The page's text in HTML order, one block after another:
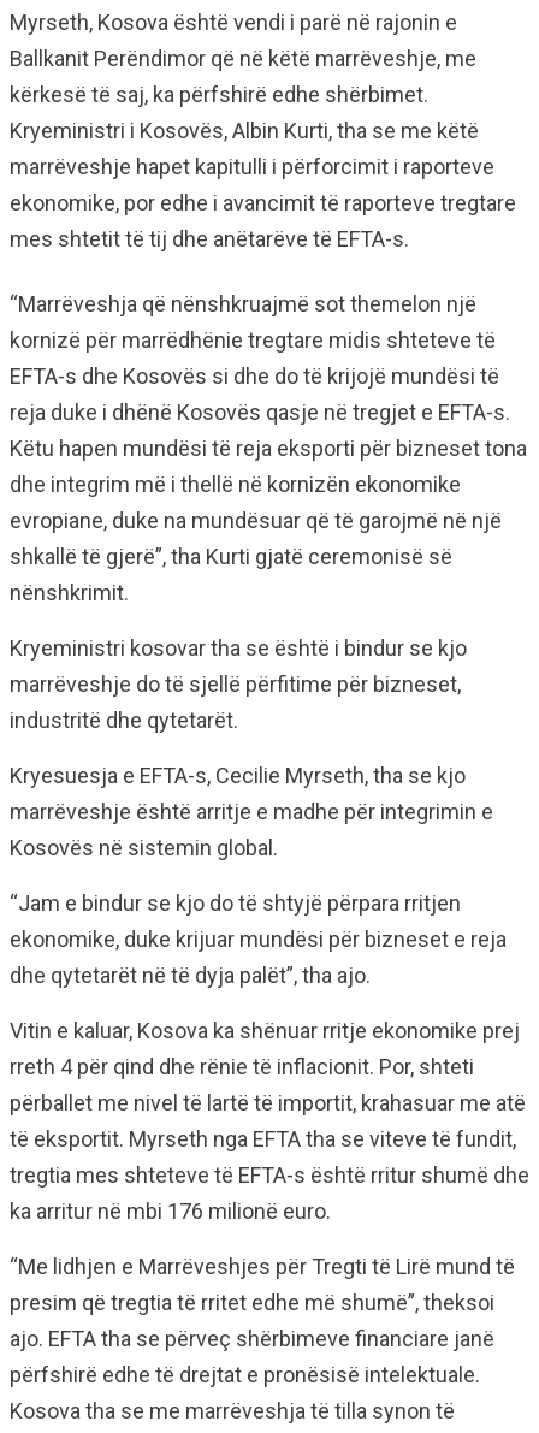
Myrseth, Kosova është vendi i parë në rajonin e
Ballkanit Perëndimor që në këtë marrëveshje, me
kërkesë të saj, ka përfshirë edhe shërbimet.
Kryeministri i Kosovës, Albin Kurti, tha se me këtë
marrëveshje hapet kapitulli i përforcimit i raporteve
ekonomike, por edhe i avancimit të raporteve tregtare
mes shtetit të tij dhe anëtarëve të EFTA-s.
“Marrëveshja që nënshkruajmë sot themelon një
kornizë për marrëdhënie tregtare midis shteteve të
EFTA-s dhe Kosovës si dhe do të krijojë mundësi të
reja duke i dhënë Kosovës qasje në tregjet e EFTA-s.
Këtu hapen mundësi të reja eksporti për bizneset tona
dhe integrim më i thellë në kornizën ekonomike
evropiane, duke na mundësuar që të garojmë në një
shkallë të gjerë”, tha Kurti gjatë ceremonisë së
nënshkrimit.
Kryeministri kosovar tha se është i bindur se kjo
marrëveshje do të sjellë përfitime për bizneset,
industritë dhe qytetarët.
Kryesuesja e EFTA-s, Cecilie Myrseth, tha se kjo
marrëveshje është arritje e madhe për integrimin e
Kosovës në sistemin global.
“Jam e bindur se kjo do të shtyjë përpara rritjen
ekonomike, duke krijuar mundësi për bizneset e reja
dhe qytetarët në të dyja palët”, tha ajo.
Vitin e kaluar, Kosova ka shënuar rritje ekonomike prej
rreth 4 për qind dhe rënie të inflacionit. Por, shteti
përballet me nivel të lartë të importit, krahasuar me atë
të eksportit. Myrseth nga EFTA tha se viteve të fundit,
tregtia mes shteteve të EFTA-s është rritur shumë dhe
ka arritur në mbi 176 milionë euro.
“Me lidhjen e Marrëveshjes për Tregti të Lirë mund të
presim që tregtia të rritet edhe më shumë”, theksoi
ajo. EFTA tha se përveç shërbimeve financiare janë
përfshirë edhe të drejtat e pronësisë intelektuale.
Kosova tha se me marrëveshja të tilla synon të